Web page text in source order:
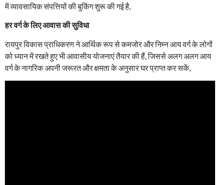
में व्यावसायिक संपत्तियों की बुकिंग शुरू की गई है,
हर वर्ग के लिए आवास की सुविधा
रायपुर विकास प्राधिकरण ने आर्थिक रूप से कमजोर और निम्न आय वर्ग के लोगों
को ध्यान में रखते हुए भी आवासीय योजनाएं तैयार की हैं, जिससे अलग अलग आय
वर्ग के नागरिक अपनी जरूरत और क्षमता के अनुसार घर प्राप्त कर सकें,